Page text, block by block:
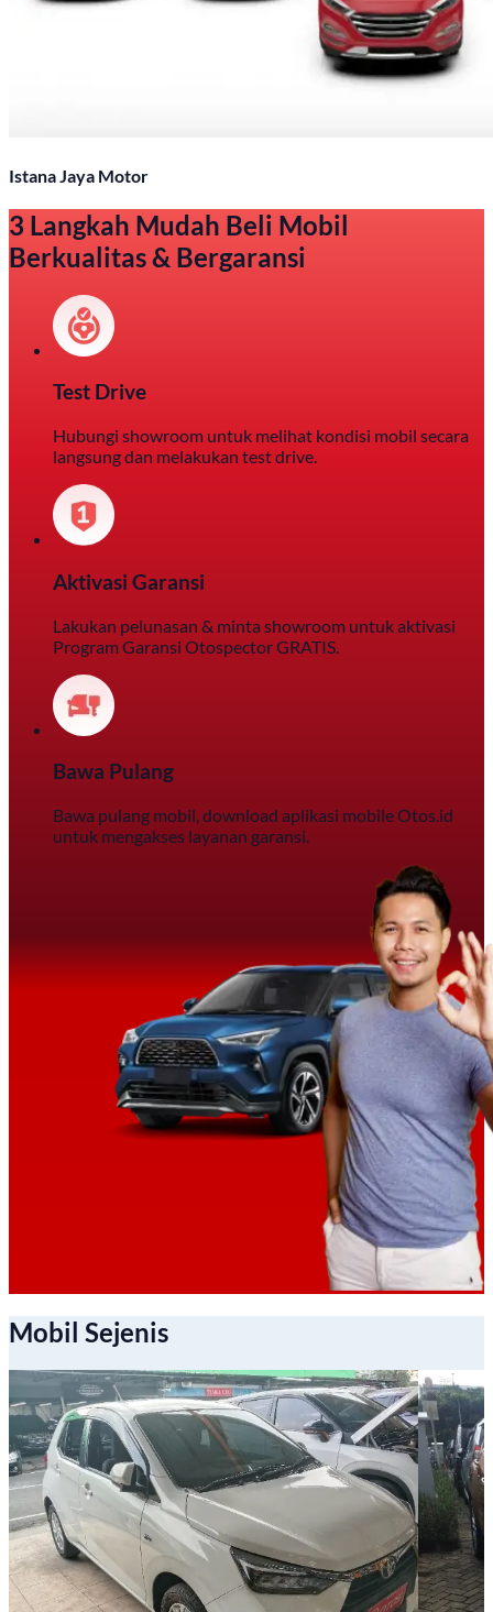
Istana Jaya Motor
3 Langkah Mudah Beli Mobil
Berkualitas & Bergaransi
Test Drive
Hubungi showroom untuk melihat kondisi mobil secara
langsung dan melakukan test drive.
Aktivasi Garansi
Lakukan pelunasan & minta showroom untuk aktivasi
Program Garansi Otospector GRATIS.
Bawa Pulang
Bawa pulang mobil, download aplikasi mobile Otos.id
untuk mengakses layanan garansi.
Mobil Sejenis